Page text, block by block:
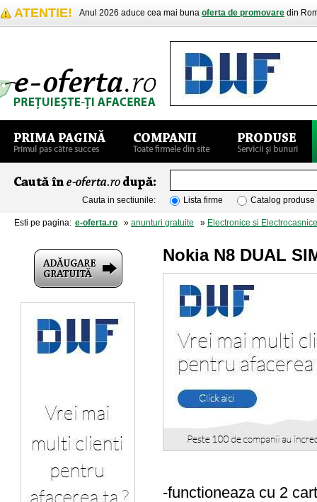
ATENTIE! Anul 2026 aduce cea mai buna oferta de promovare din
Cauta in sectiunile: Lista firme Catalog produse
Esti pe pagina: e-oferta.ro » anunturi gratuite » Electronice si Electrocasnice
Nokia N8 DUAL
-functioneaza cu 2